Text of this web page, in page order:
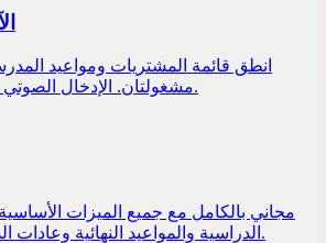
انطق قائمة المشتريات ومواعيد
مشغولتان. الإدخال الصوتي يجعل تعدد المهام سهلاً.
مجاني بالكامل مع جميع الميزات
الدراسية والمواعيد النهائية وعادات الدراسة دون أي اشتراك.